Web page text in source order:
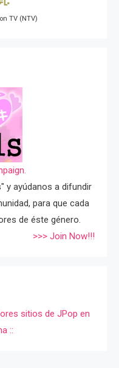
TV (NTV)
y ayúdanos a difundir
para que cada
de éste género.
>>> Join Now!!!